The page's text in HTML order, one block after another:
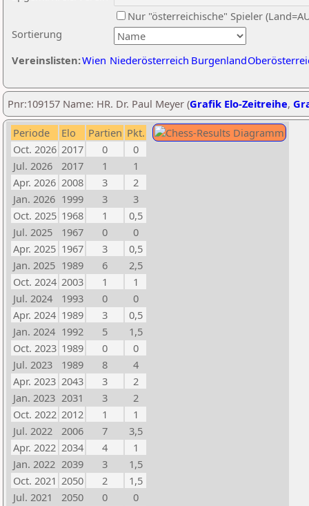
Sortierung
Nur "österreichische" Spieler
Vereinslisten:Wien Niederösterreich Burgenland
Pnr:109157 Name: HR. Dr. Paul Meyer (Grafik Elo-Zeitreihe,
Periode Elo Partien Pkt.
Oct. 2026 2017 0
0
Jul. 2026
2017 1
1
Apr. 2026 2008 3
2
Jan. 2026 1999 3
3
Oct. 2025 1968 1
0,5
Jul. 2025
1967 0
0
Apr. 2025 1967 3
0,5
Jan. 2025 1989 6
2,5
Oct. 2024 2003 1
1
Jul. 2024
1993 0
0
Apr. 2024 1989 3
0,5
Jan. 2024 1992 5
1,5
Oct. 2023 1989 0
0
Jul. 2023
1989 8
4
Apr. 2023 2043 3
2
Jan. 2023 2031 3
2
Oct. 2022 2012 1
1
Jul. 2022
2006 7
3,5
Apr. 2022 2034 4
1
Jan. 2022 2039 3
1,5
Oct. 2021 2050 2
1,5
Jul. 2021
2050 0
0